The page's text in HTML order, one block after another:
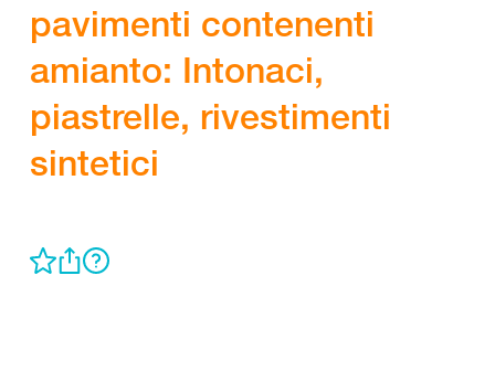
pavimenti contenenti
amianto: Intonaci,
piastrelle, rivestimenti
sintetici